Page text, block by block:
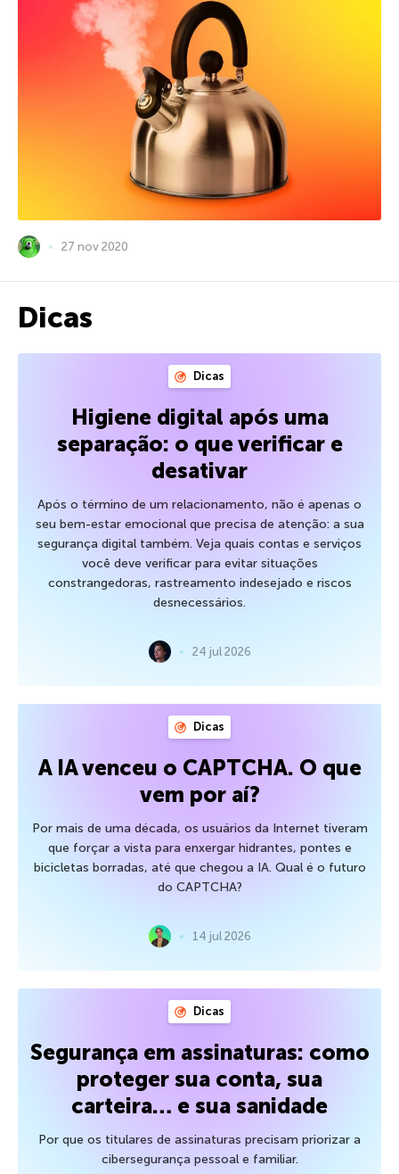
27 nov 2020
Dicas
Dicas
Higiene digital após uma
separação: o que verificar e
desativar
Após o término de um relacionamento, não é apenas o
seu bem-estar emocional que precisa de atenção: a sua
segurança digital também. Veja quais contas e serviços
você deve verificar para evitar situações
constrangedoras, rastreamento indesejado e riscos
desnecessários.
24 jul 2026
Dicas
A IA venceu o CAPTCHA. O que
vem por aí?
Por mais de uma década, os usuários da Internet tiveram
que forçar a vista para enxergar hidrantes, pontes e
bicicletas borradas, até que chegou a IA. Qual é o futuro
do CAPTCHA?
14 jul 2026
Dicas
Segurança em assinaturas: como
proteger sua conta, sua
carteira… e sua sanidade
Por que os titulares de assinaturas precisam priorizar a
cibersegurança pessoal e familiar.